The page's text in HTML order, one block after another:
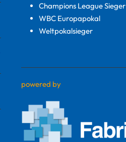
Champions League Sieger
WBC Europapokal
Weltpokalsieger
powered by